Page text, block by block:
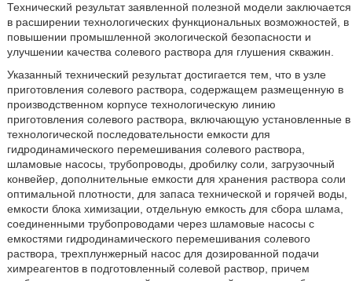
Технический результат заявленной полезной модели заключается
в расширении технологических функциональных возможностей, в
повышении промышленной экологической безопасности и
улучшении качества солевого раствора для глушения скважин.
Указанный технический результат достигается тем, что в узле
приготовления солевого раствора, содержащем размещенную в
производственном корпусе технологическую линию
приготовления солевого раствора, включающую установленные в
технологической последовательности емкости для
гидродинамического перемешивания солевого раствора,
шламовые насосы, трубопроводы, дробилку соли, загрузочный
конвейер, дополнительные емкости для хранения раствора соли
оптимальной плотности, для запаса технической и горячей воды,
емкости блока химизации, отдельную емкость для сбора шлама,
соединенными трубопроводами через шламовые насосы с
емкостями гидродинамического перемешивания солевого
раствора, трехплунжерный насос для дозированной подачи
химреагентов в подготовленный солевой раствор, причем